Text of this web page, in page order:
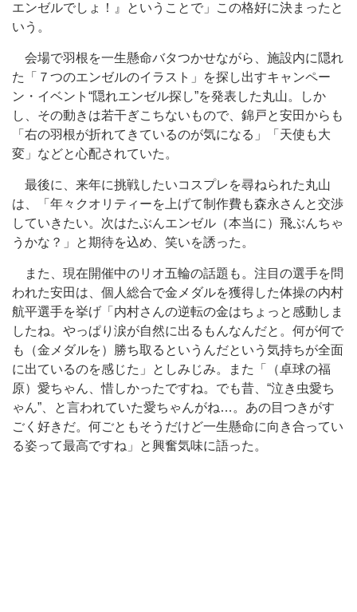
エンゼルでしょ！』ということで」この格好に決まったと
いう。
会場で羽根を一生懸命バタつかせながら、施設内に隠れ
た「７つのエンゼルのイラスト」を探し出すキャンペー
ン・イベント“隠れエンゼル探し”を発表した丸山。しか
し、その動きは若干ぎこちないもので、錦戸と安田からも
「右の羽根が折れてきているのが気になる」「天使も大
変」などと心配されていた。
最後に、来年に挑戦したいコスプレを尋ねられた丸山
は、「年々クオリティーを上げて制作費も森永さんと交渉
していきたい。次はたぶんエンゼル（本当に）飛ぶんちゃ
うかな？」と期待を込め、笑いを誘った。
また、現在開催中のリオ五輪の話題も。注目の選手を問
われた安田は、個人総合で金メダルを獲得した体操の内村
航平選手を挙げ「内村さんの逆転の金はちょっと感動しま
したね。やっぱり涙が自然に出るもんなんだと。何が何で
も（金メダルを）勝ち取るというんだという気持ちが全面
に出ているのを感じた」としみじみ。また「（卓球の福
原）愛ちゃん、惜しかったですね。でも昔、“泣き虫愛ち
ゃん”、と言われていた愛ちゃんがね…。あの目つきがす
ごく好きだ。何ごともそうだけど一生懸命に向き合ってい
る姿って最高ですね」と興奮気味に語った。